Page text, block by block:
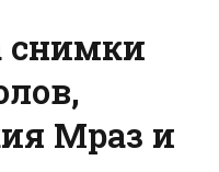
снимки
Мраз и